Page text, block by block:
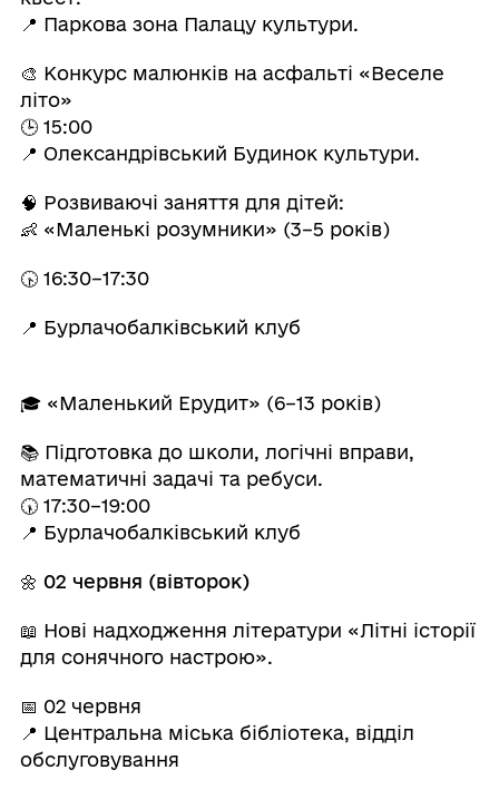
📍 Паркова зона Палацу культури.
🎨 Конкурс малюнків на асфальті «Веселе
літо»
🕒 15:00
📍 Олександрівський Будинок культури.
🧠 Розвиваючі заняття для дітей:
👶 «Маленькі розумники» (3–5 років)
🕟 16:30–17:30
📍 Бурлачобалківський клуб
🎓 «Маленький Ерудит» (6–13 років)
📚 Підготовка до школи, логічні вправи,
математичні задачі та ребуси.
🕠 17:30–19:00
📍 Бурлачобалківський клуб
🌼 02 червня (вівторок)
📖 Нові надходження літератури «Літні історії
для сонячного настрою».
📅 02 червня
📍 Центральна міська бібліотека, відділ
обслуговування